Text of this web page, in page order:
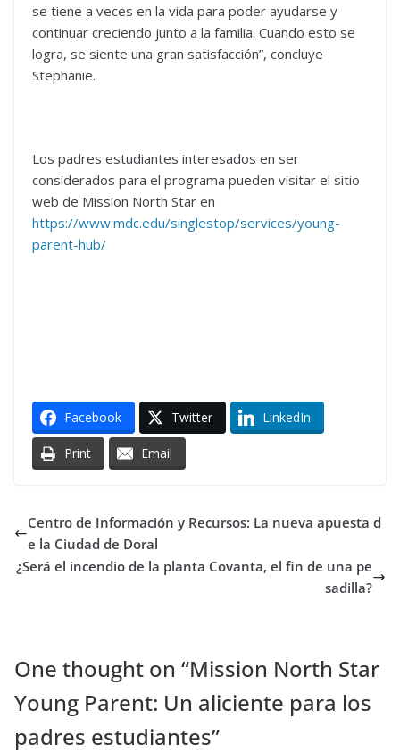
se tiene a veces en la vida para poder ayudarse y
continuar creciendo junto a la familia. Cuando esto se
logra, se siente una gran satisfacción”, concluye
Stephanie.
Los padres estudiantes interesados en ser
considerados para el programa pueden visitar el sitio
web de Mission North Star en
https://www.mdc.edu/singlestop/services/young-
parent-hub/
Facebook Twitter LinkedIn
Print Email
Centro de Información y Recursos: La nueva apuesta d
e la Ciudad de Doral
¿Será el incendio de la planta Covanta, el fin de una pe
sadilla?
One thought on “Mission North Star
Young Parent: Un aliciente para los
padres estudiantes”